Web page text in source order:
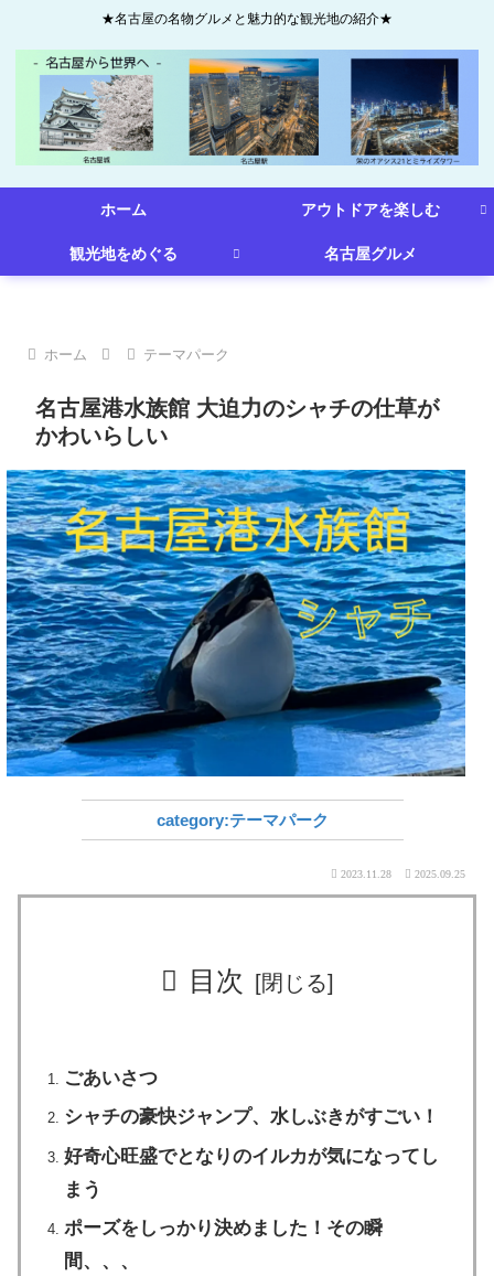
★名古屋の名物グルメと魅力的な観光地の紹介★
ホーム アウトドアを楽しむ
観光地をめぐる 名古屋グルメ
ホーム テーマパーク
名古屋港水族館 大迫力のシャチの仕草が
かわいらしい
テーマパーク
2023.11.28 2025.09.25
目次
ごあいさつ
シャチの豪快ジャンプ、水しぶきがすごい！
好奇心旺盛でとなりのイルカが気になってし
まう
ポーズをしっかり決めました！その瞬
間、、、